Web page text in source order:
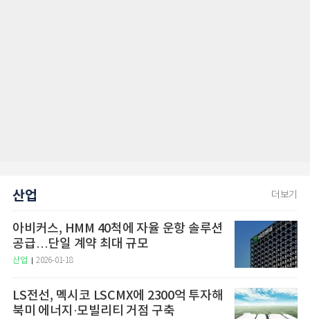
산업 더보기
아비커스, HMM 40척에 자율 운항 솔루션
공급…단일 계약 최대 규모
산업 2026-01-18
LS전선, 멕시코 LSCMX에 2300억 투자해
북미 에너지·모빌리티 거점 구축